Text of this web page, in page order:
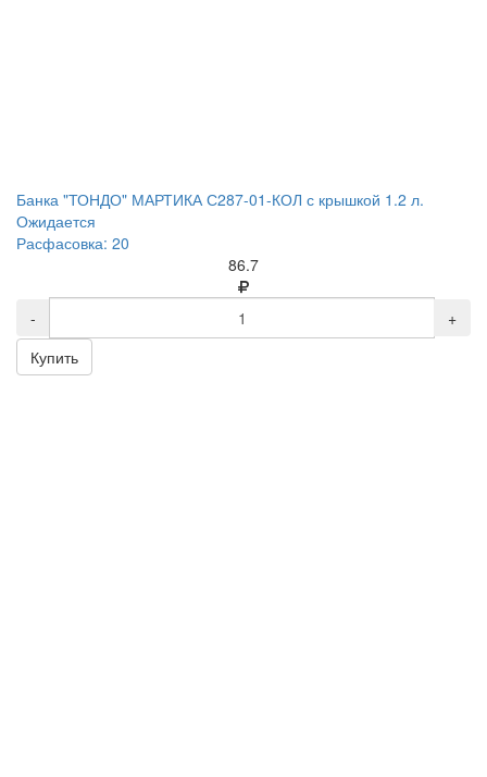
Банка "ТОНДО" МАРТИКА С287-01-КОЛ с крышкой 1.2 л.
Ожидается
Расфасовка: 20
86.7
-
+
Купить